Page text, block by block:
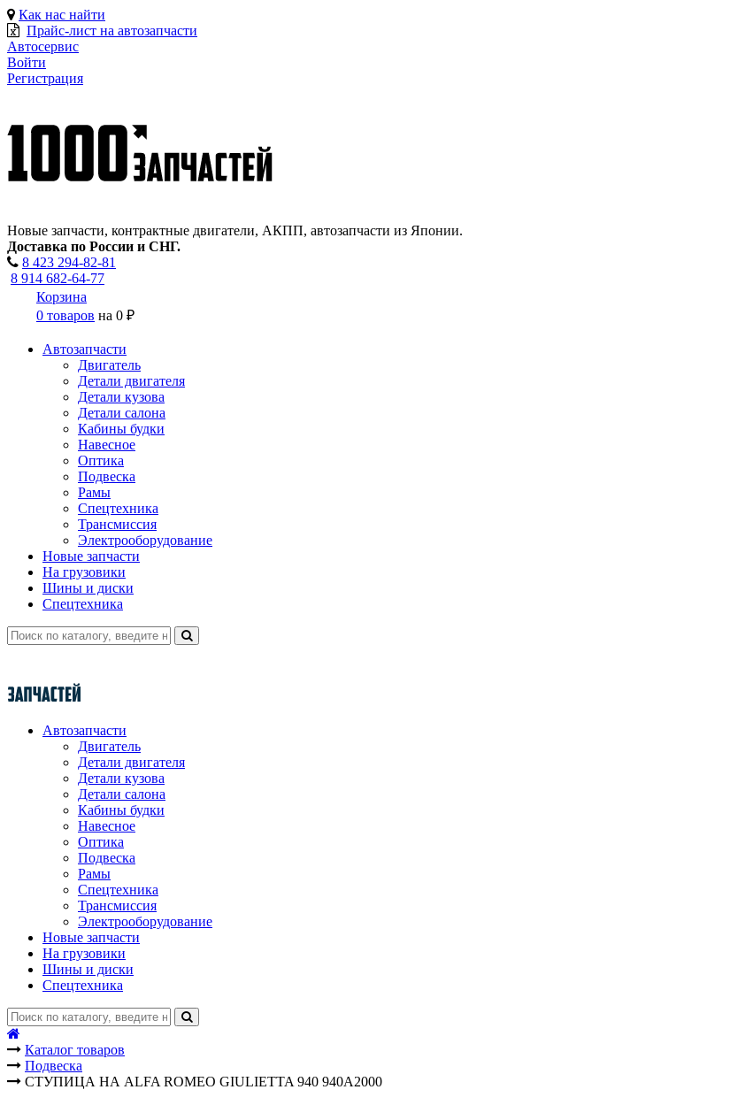
Как нас найти
Прайс-лист на автозапчасти
Автосервис
Войти
Регистрация
Новые запчасти, контрактные двигатели, АКПП, автозапчасти из Японии.
Доставка по России и СНГ.
8 423 294-82-81
8 914 682-64-77
Корзина
0 товаров на 0 ₽
Автозапчасти
Двигатель
Детали двигателя
Детали кузова
Детали салона
Кабины будки
Навесное
Оптика
Подвеска
Рамы
Спецтехника
Трансмиссия
Электрооборудование
Новые запчасти
На грузовики
Шины и диски
Спецтехника
Автозапчасти
Двигатель
Детали двигателя
Детали кузова
Детали салона
Кабины будки
Навесное
Оптика
Подвеска
Рамы
Спецтехника
Трансмиссия
Электрооборудование
Новые запчасти
На грузовики
Шины и диски
Спецтехника
Каталог товаров
Подвеска
СТУПИЦА НА ALFA ROMEO GIULIETTA 940 940A2000